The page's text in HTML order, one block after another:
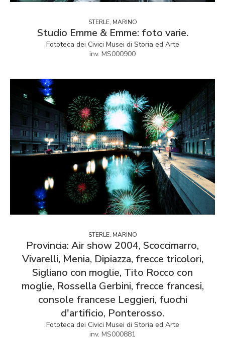
STERLE, MARINO
Studio Emme & Emme: foto varie.
Fototeca dei Civici Musei di Storia ed Arte
inv. MS000900
STERLE, MARINO
Provincia: Air show 2004, Scoccimarro,
Vivarelli, Menia, Dipiazza, frecce tricolori,
Sigliano con moglie, Tito Rocco con
moglie, Rossella Gerbini, frecce francesi,
console francese Leggieri, fuochi
d'artificio, Ponterosso.
Fototeca dei Civici Musei di Storia ed Arte
inv. MS000881